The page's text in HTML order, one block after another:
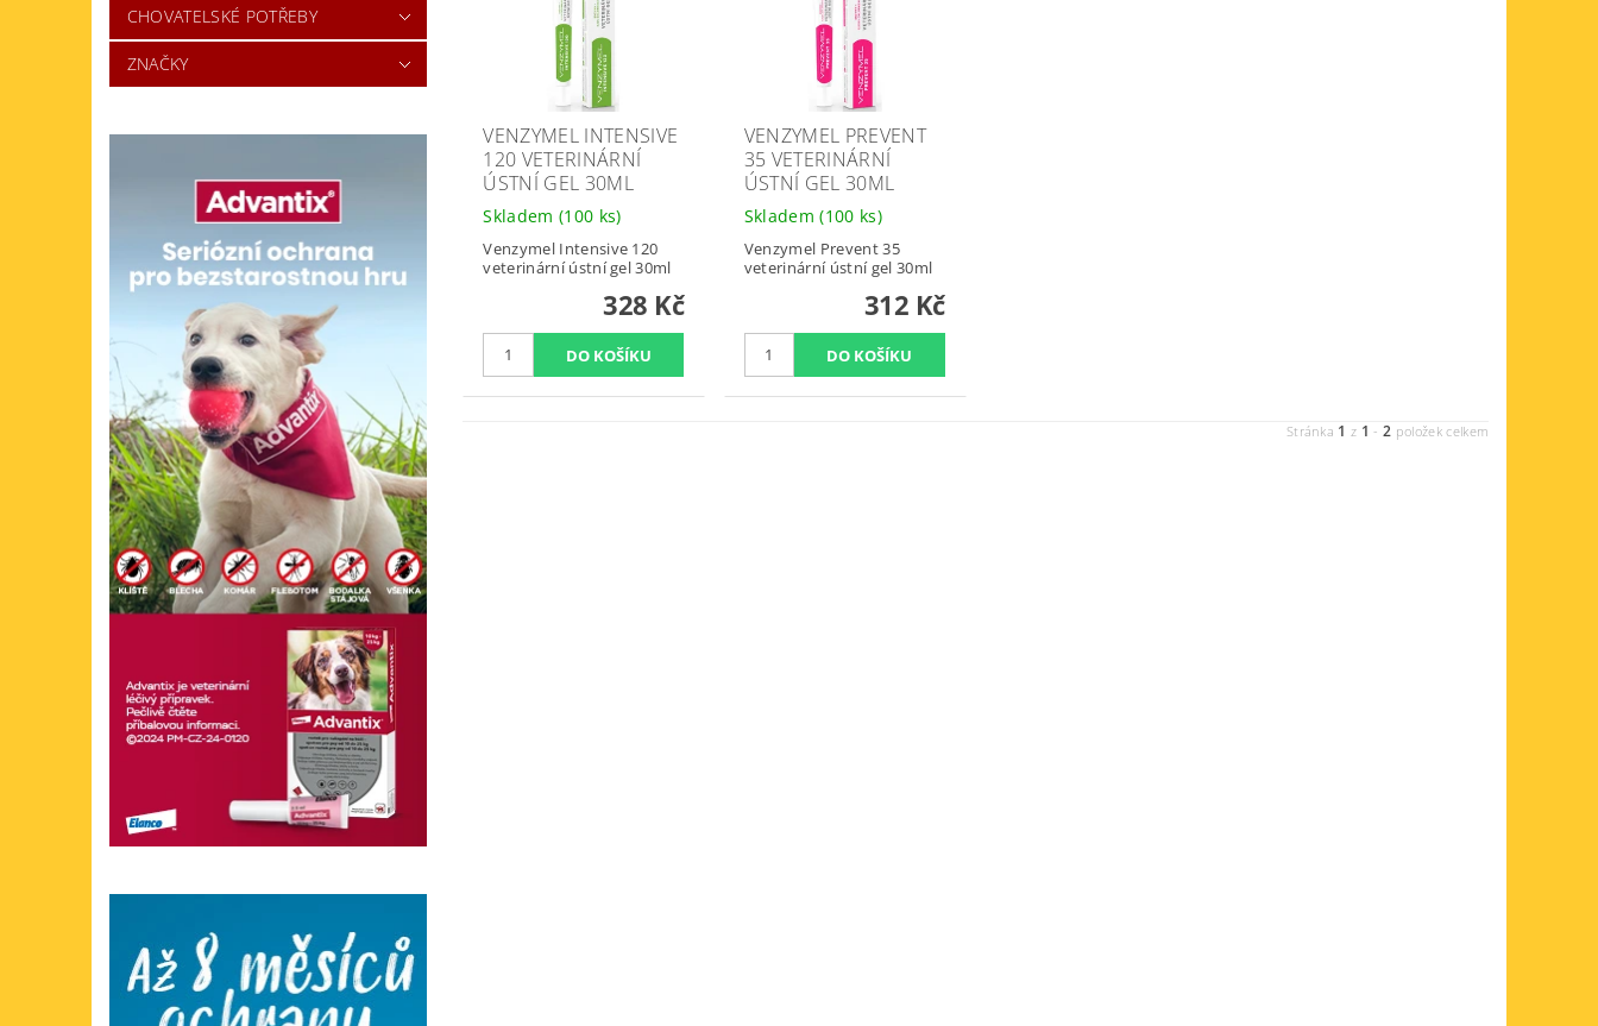
CHOVATELSKÉ POTŘEBY
ZNAČKY
VENZYMEL INTENSIVE
120 VETERINÁRNÍ
ÚSTNÍ GEL 30ML
Skladem (100 ks)
Venzymel Intensive 120
veterinární ústní gel 30ml
328 Kč
VENZYMEL PREVENT
35 VETERINÁRNÍ
ÚSTNÍ GEL 30ML
Skladem(100 ks)
Venzymel Prevent 35
veterinární ústní gel 30ml
312 Kč
Stránka 1 z 1 -2 položek celkem